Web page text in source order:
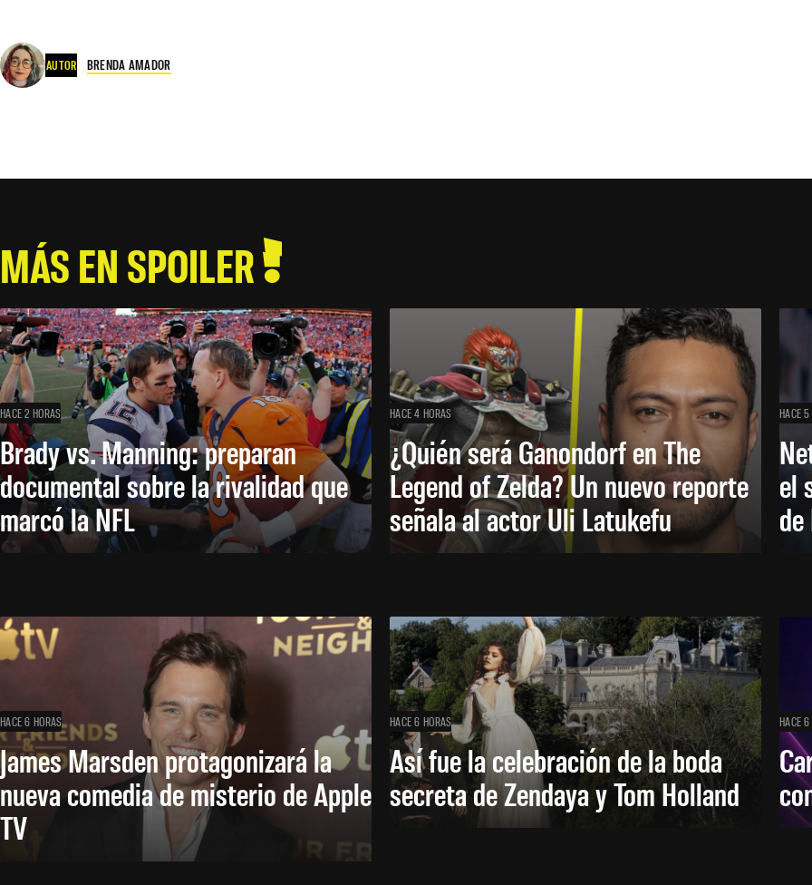
AUTOR BRENDA AMADOR
MÁS EN SPOILER
HACE 2 HORAS
Brady vs. Manning: preparan
documental sobre la rivalidad que
marcó la NFL
HACE 4 HORAS
¿Quién será Ganondorf en The
Legend of Zelda? Un nuevo reporte
señala al actor Uli Latukefu
HACE
el
HACE 6 HORAS
James Marsden protagonizará la
nueva comedia de misterio de Apple
TV
HACE 6 HORAS
Así fue la celebración de la boda
secreta de Zendaya y Tom Holland
HACE